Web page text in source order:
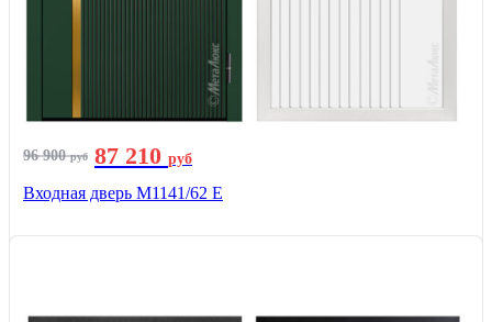
96 900руб 87 210 руб
Входная дверь М1141/62 Е